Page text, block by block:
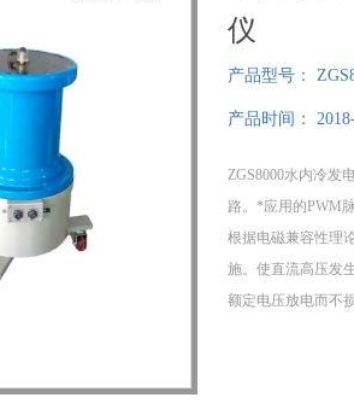
仪
产品型号：
产品时间：
ZGS8000水内冷发
路。*应用的PWM
根据电磁兼容性理
施。使直流高压发
额定电压放电而不损